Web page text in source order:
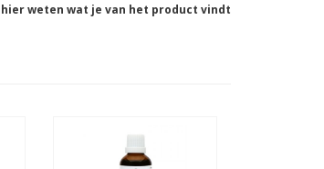
weten wat je van het product vindt